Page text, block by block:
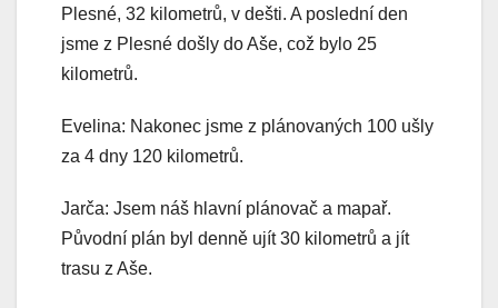
Plesné, 32 kilometrů, v dešti. A poslední den
jsme z Plesné došly do Aše, což bylo 25
kilometrů.
Evelina: Nakonec jsme z plánovaných 100 ušly
za 4 dny 120 kilometrů.
Jarča: Jsem náš hlavní plánovač a mapař.
Původní plán byl denně ujít 30 kilometrů a jít
trasu z Aše.